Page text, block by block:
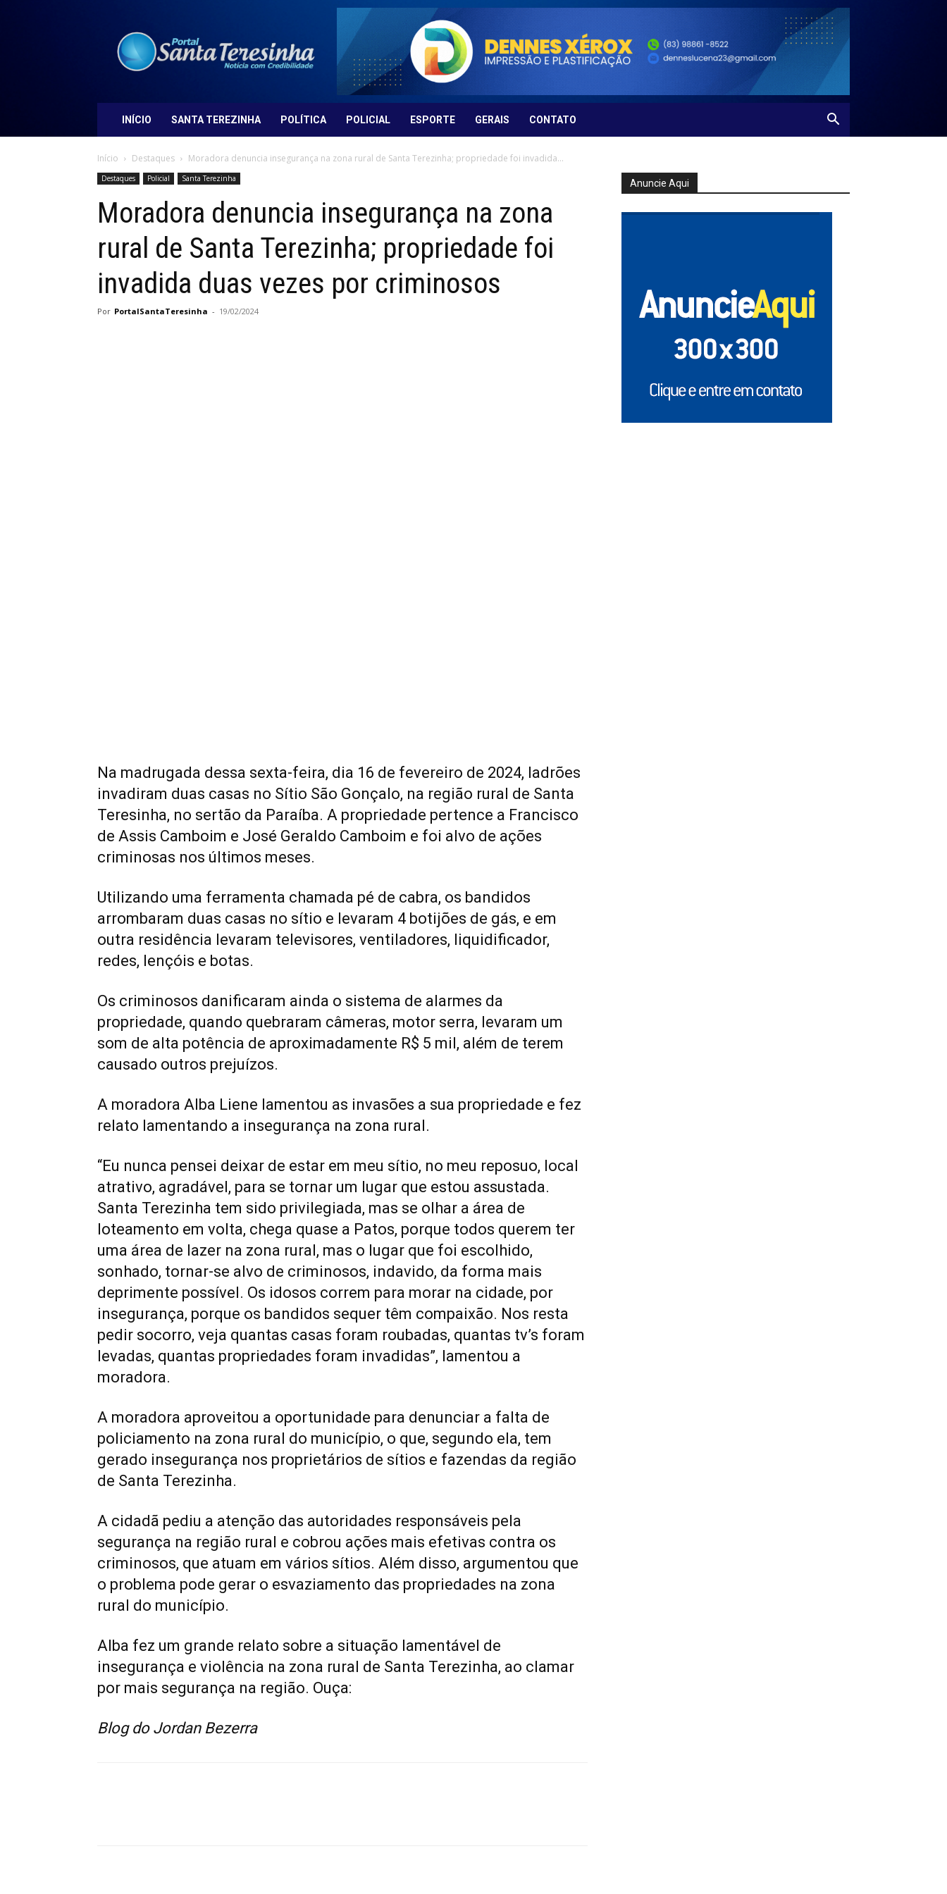
Santa
Teresinha
INÍCIO SANTA TEREZINHA POLÍTICA POLICIAL ESPORTE GERAIS CONTATO
Início Destaques Moradora denuncia insegurança na zona rural de Santa Terezinha; propriedade foi invadida...
Destaques Policial Santa Terezinha
Moradora denuncia insegurança na zona
rural de Santa Terezinha; propriedade foi
invadida duas vezes por criminosos
Por PortalSantaTeresinha - 19/02/2024
Na madrugada dessa sexta-feira, dia 16 de fevereiro de 2024, ladrões
invadiram duas casas no Sítio São Gonçalo, na região rural de Santa
Teresinha, no sertão da Paraíba. A propriedade pertence a Francisco
de Assis Camboim e José Geraldo Camboim e foi alvo de ações
criminosas nos últimos meses.
Utilizando uma ferramenta chamada pé de cabra, os bandidos
arrombaram duas casas no sítio e levaram 4 botijões de gás, e em
outra residência levaram televisores, ventiladores, liquidificador,
redes, lençóis e botas.
Os criminosos danificaram ainda o sistema de alarmes da
propriedade, quando quebraram câmeras, motor serra, levaram um
som de alta potência de aproximadamente R$ 5 mil, além de terem
causado outros prejuízos.
A moradora Alba Liene lamentou as invasões a sua propriedade e fez
relato lamentando a insegurança na zona rural.
“Eu nunca pensei deixar de estar em meu sítio, no meu reposuo, local
atrativo, agradável, para se tornar um lugar que estou assustada.
Santa Terezinha tem sido privilegiada, mas se olhar a área de
loteamento em volta, chega quase a Patos, porque todos querem ter
uma área de lazer na zona rural, mas o lugar que foi escolhido,
sonhado, tornar-se alvo de criminosos, indavido, da forma mais
deprimente possível. Os idosos correm para morar na cidade, por
insegurança, porque os bandidos sequer têm compaixão. Nos resta
pedir socorro, veja quantas casas foram roubadas, quantas tv’s foram
levadas, quantas propriedades foram invadidas”, lamentou a
moradora.
A moradora aproveitou a oportunidade para denunciar a falta de
policiamento na zona rural do município, o que, segundo ela, tem
gerado insegurança nos proprietários de sítios e fazendas da região
de Santa Terezinha.
A cidadã pediu a atenção das autoridades responsáveis pela
segurança na região rural e cobrou ações mais efetivas contra os
criminosos, que atuam em vários sítios. Além disso, argumentou que
o problema pode gerar o esvaziamento das propriedades na zona
rural do município.
Alba fez um grande relato sobre a situação lamentável de
insegurança e violência na zona rural de Santa Terezinha, ao clamar
por mais segurança na região. Ouça:
Blog do Jordan Bezerra
Anuncie Aqui